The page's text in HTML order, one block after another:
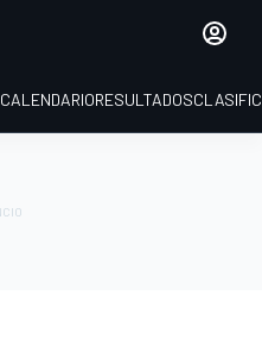
CALENDARIORESULTADOS